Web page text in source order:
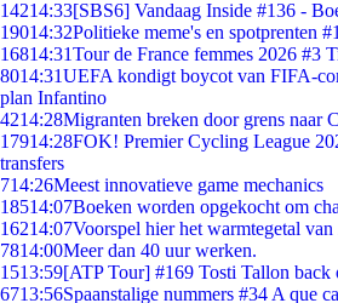
14214:33[SBS6] Vandaag Inside #136 -
19014:32Politieke meme's en spotprenten
16814:31Tour de France femmes 2026 #3
8014:31UEFA kondigt boycot van FIFA-
plan Infantino
4214:28Migranten breken door grens naar
17914:28FOK! Premier Cycling League
transfers
714:26Meest innovatieve game mechanics
18514:07Boeken worden opgekocht om
16214:07Voorspel hier het warmtegetal van
7814:00Meer dan 40 uur werken.
1513:59[ATP Tour] #169 Tosti Tallon back
6713:56Spaanstalige nummers #34 A que